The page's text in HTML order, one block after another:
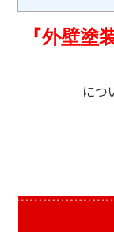
『外壁塗
につ